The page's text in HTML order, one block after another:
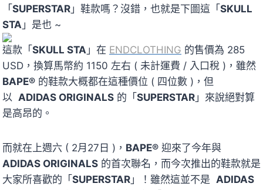
「SUPERSTAR 」鞋款嗎？沒錯，也就是下圖這「SKULL
STA 」是也 ~
這款「SKULL STA 」在 ENDCLOTHING 的售價為 285
USD，換算馬幣約 1150 左右 ( 未計運費 / 入口稅 )，雖然
BAPE® 的鞋款大概都在這種價位 ( 四位數 )，但
以 ADIDAS ORIGINALS 的「SUPERSTAR 」來說絕對算
是高昂的。
而就在上週六 ( 2月27日 )， BAPE® 迎來了今年與
ADIDAS ORIGINALS 的首次聯名，而今次推出的鞋款就是
大家所喜歡的「SUPERSTAR 」！雖然這並不是 ADIDAS